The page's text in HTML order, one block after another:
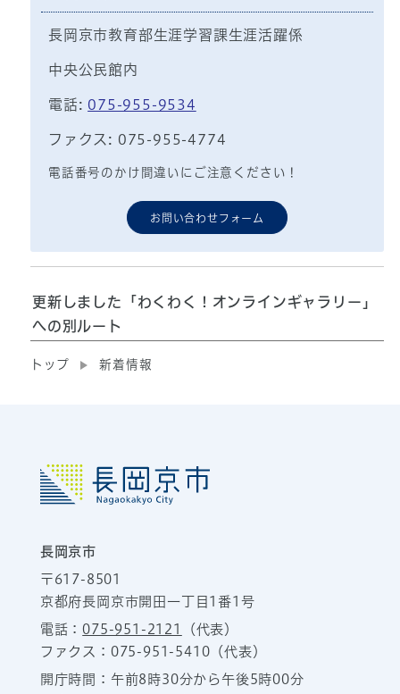
長岡京市教育部生涯学習課生涯活躍係
中央公民館内
電話: 075-955-9534
ファクス: 075-955-4774
電話番号のかけ間違いにご注意ください！
お問い合わせフォーム
更新しました「わくわく！オンラインギャラリー」
への別ルート
トップ 新着情報
長岡京市
〒617-8501
京都府長岡京市開田一丁目1番1号
電話：075-951-2121
（代表）
ファクス：075-951-5410（代表）
開庁時間：午前8時30分から午後5時00分